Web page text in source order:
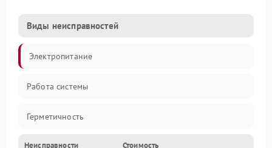
Виды неисправностей
Электропитание
Работа системы
Герметичность
Неисправности Стоимость